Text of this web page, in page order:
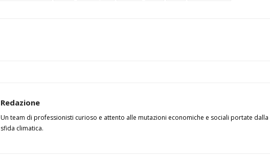
Redazione
Un team di professionisti curioso e attento alle mutazioni economiche e sociali portate dalla
sfida climatica.